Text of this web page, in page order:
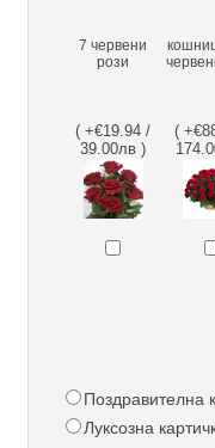
7 червени
рози
( +€19.94 /
39.00лв )
(
Поздравителна
Луксозна